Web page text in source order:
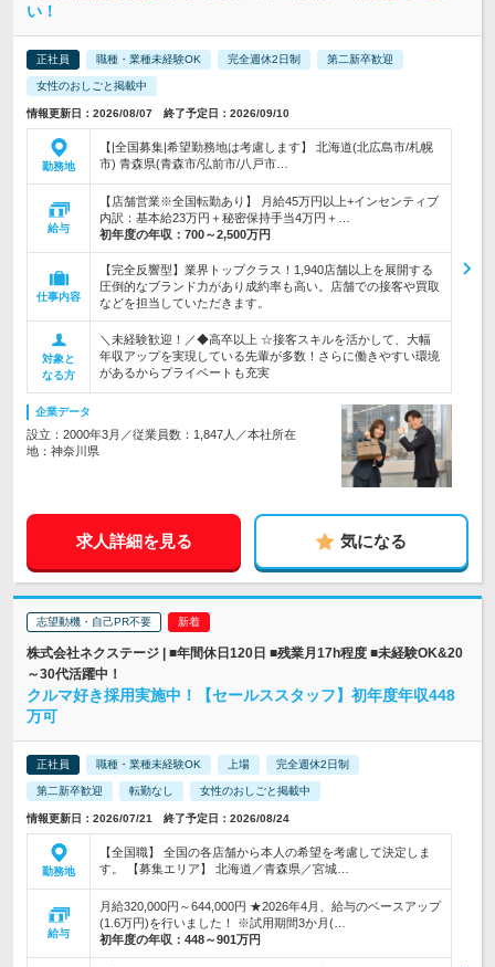
い！
正社員 職種・業種未経験OK 完全週休2日制 第二新卒歓迎
女性のおしごと掲載中
情報更新日：2026/08/07 終了予定日：2026/09/10
勤務地
【|全国募集|希望勤務地は考慮します】 北海道(北広島市/札幌
市) 青森県(青森市/弘前市/八戸市…
給与
【店舗営業※全国転勤あり】 月給45万円以上+インセンティブ
内訳：基本給23万円＋秘密保持手当4万円＋…
初年度の年収： 700～2,500万円
仕事内容
【完全反響型】業界トップクラス！1,940店舗以上を展開する
圧倒的なブランド力があり成約率も高い。店舗での接客や買取
などを担当していただきます。
対象と
なる方
＼未経験歓迎！／◆高卒以上 ☆接客スキルを活かして、大幅
年収アップを実現している先輩が多数！さらに働きやすい環境
があるからプライベートも充実
企業データ
設立：2000年3月／従業員数：1,847人／本社所在
地：神奈川県
求人詳細を見る 気になる
志望動機・自己PR不要
株式会社ネクステージ | ■年間休日120日 ■残業月17h程度 ■未経験OK&20
～30代活躍中！
クルマ好き採用実施中！【セールススタッフ】初年度年収448
万可
正社員 職種・業種未経験OK 上場 完全週休2日制
第二新卒歓迎 転勤なし 女性のおしごと掲載中
情報更新日：2026/07/21 終了予定日：2026/08/24
勤務地
【全国職】 全国の各店舗から本人の希望を考慮して決定しま
す。 【募集エリア】 北海道／青森県／宮城…
給与
月給320,000円～644,000円 ★2026年4月、給与のベースアップ
(1.6万円)を行いました！ ※試用期間3か月(…
初年度の年収： 448～901万円